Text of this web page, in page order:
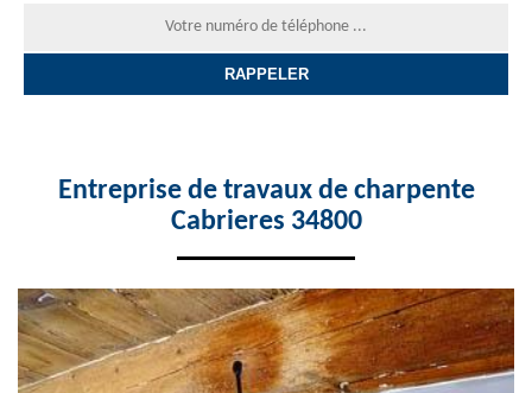
Entreprise de travaux de charpente
Cabrieres 34800